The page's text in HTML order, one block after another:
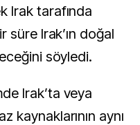
Irak tarafında
süre Irak’ın doğal
söyledi.
Irak’ta veya
kaynaklarının aynı